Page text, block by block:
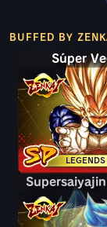
BUFFED BY
Súper